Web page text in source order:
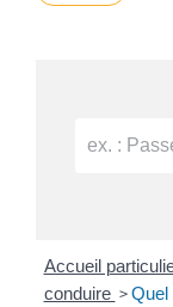
Accueil
conduire > Quel